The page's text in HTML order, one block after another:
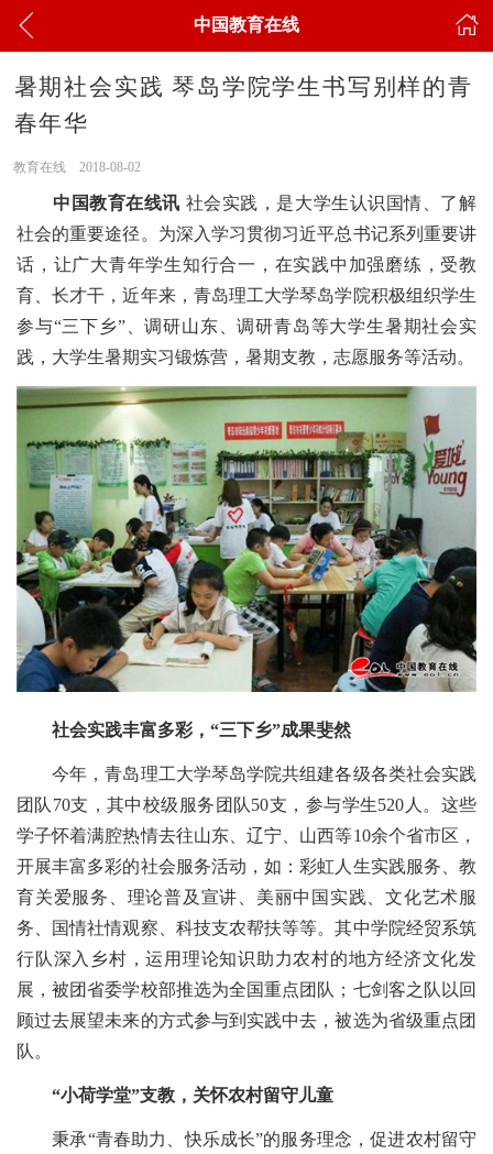
中国教育在线
暑期社会实践 琴岛学院学生书写别样的青
春年华
教育在线 2018-08-02
中国教育在线讯 社会实践，是大学生认识国情、了解
社会的重要途径。为深入学习贯彻习近平总书记系列重要讲
话，让广大青年学生知行合一，在实践中加强磨练，受教
育、长才干，近年来，青岛理工大学琴岛学院积极组织学生
参与“三下乡”、调研山东、调研青岛等大学生暑期社会实
践，大学生暑期实习锻炼营，暑期支教，志愿服务等活动。
社会实践丰富多彩，“三下乡”成果斐然
今年，青岛理工大学琴岛学院共组建各级各类社会实践
团队70支，其中校级服务团队50支，参与学生520人。这些
学子怀着满腔热情去往山东、辽宁、山西等10余个省市区，
开展丰富多彩的社会服务活动，如：彩虹人生实践服务、教
育关爱服务、理论普及宣讲、美丽中国实践、文化艺术服
务、国情社情观察、科技支农帮扶等等。其中学院经贸系筑
行队深入乡村，运用理论知识助力农村的地方经济文化发
展，被团省委学校部推选为全国重点团队；七剑客之队以回
顾过去展望未来的方式参与到实践中去，被选为省级重点团
队。
“小荷学堂”支教，关怀农村留守儿童
秉承“青春助力、快乐成长”的服务理念，促进农村留守